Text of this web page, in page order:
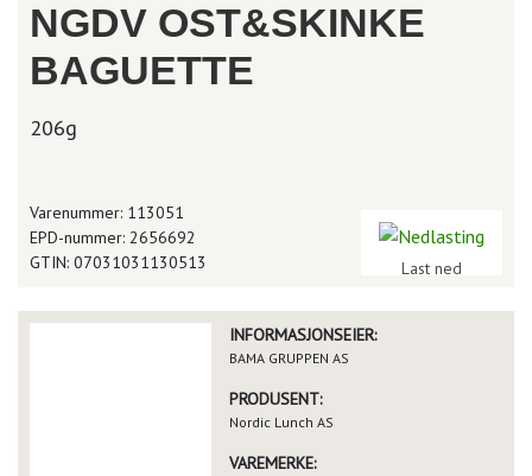
NGDV OST&SKINKE
BAGUETTE
206g
Last ned
Varenummer: 113051
EPD-nummer: 2656692
GTIN: 07031031130513
INFORMASJONSEIER:
BAMA GRUPPEN AS
PRODUSENT:
Nordic Lunch AS
VAREMERKE: